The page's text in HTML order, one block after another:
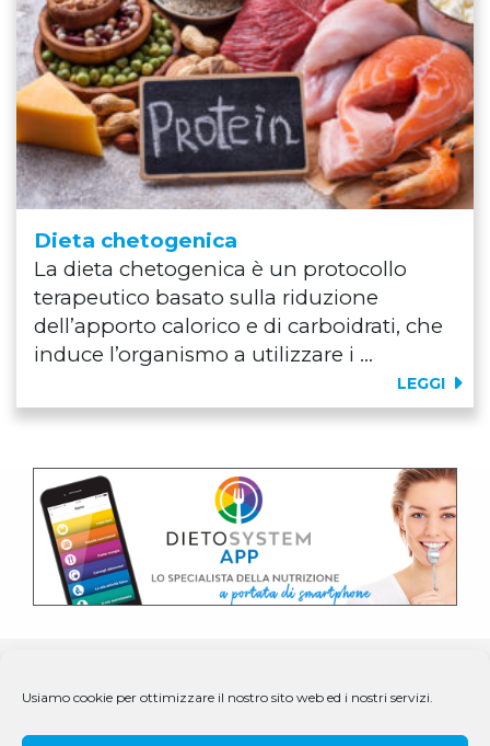
Usiamo cookie per ottimizzare il nostro sito web ed i nostri servizi.
Dieta chetogenica
La dieta chetogenica è un protocollo
terapeutico basato sulla riduzione
dell’apporto calorico e di carboidrati, che
induce l’organismo a utilizzare i ...
LEGGI